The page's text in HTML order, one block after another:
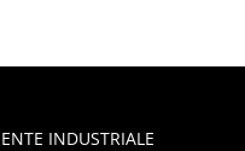
INDUSTRIALE